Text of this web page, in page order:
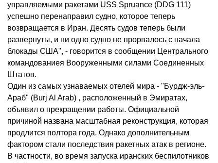
управляемыми ракетами USS Spruance (DDG 111)
успешно перенаправил судно, которое теперь
возвращается в Иран. Десять судов теперь были
развернуты, и ни одно судно не прорвалось с начала
блокады США", - говорится в сообщении Центрального
командованиея Вооруженными силами Соединенных
Штатов.
Один из самых узнаваемых отелей мира - "Бурдж-эль-
Араб" (Burj Al Arab) , расположенный в Эмиратах,
объявил о прекращении работы. Официальной
причиной названа масштабная реконструкция, которая
продлится полтора года. Однако дополнительным
фактором стали последствия ракетных атак в регионе.
В частности, во время запуска иранских беспилотников